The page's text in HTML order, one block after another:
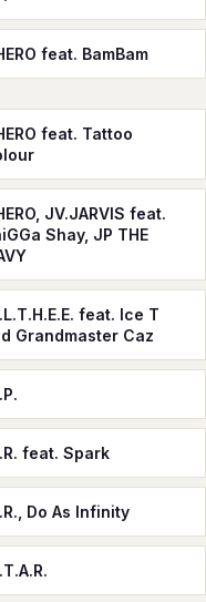
feat. BamBam
feat. Tattoo
JV.JARVIS feat.
Shay, JP THE
feat. Ice T
Grandmaster Caz
feat. Spark
Do As Infinity